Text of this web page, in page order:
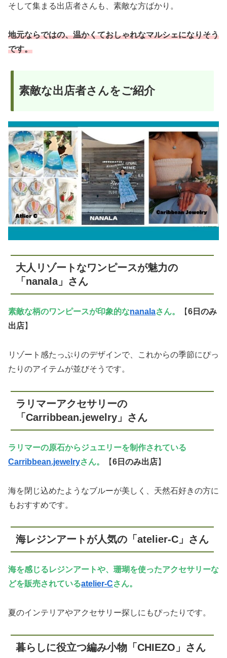
そして集まる出店者さんも、素敵な方ばかり。
地元ならではの、温かくておしゃれなマルシェになりそう
です。
素敵な出店者さんをご紹介
大人リゾートなワンピースが魅力の
「nanala」さん
素敵な柄のワンピースが印象的なnanalaさん。 【6日のみ
出店】
リゾート感たっぷりのデザインで、これからの季節にぴっ
たりのアイテムが並びそうです。
ラリマーアクセサリーの
「Carribbean.jewelry」さん
ラリマーの原石からジュエリーを制作されている
Carribbean.jewelryさん。 【6日のみ出店】
海を閉じ込めたようなブルーが美しく、天然石好きの方に
もおすすめです。
海レジンアートが人気の「atelier-C」さん
海を感じるレジンアートや、珊瑚を使ったアクセサリーな
どを販売されているatelier-Cさん。
夏のインテリアやアクセサリー探しにもぴったりです。
暮らしに役立つ編み小物「CHIEZO」さん